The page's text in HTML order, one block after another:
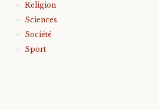
Religion
Sciences
Société
Sport